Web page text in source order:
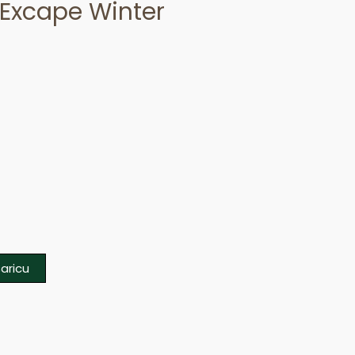
Winter